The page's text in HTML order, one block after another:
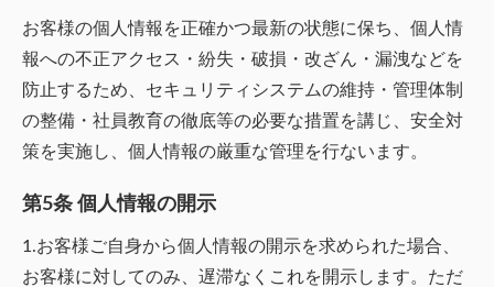
お客様の個人情報を正確かつ最新の状態に保ち、個人情
報への不正アクセス・紛失・破損・改ざん・漏洩などを
防止するため、セキュリティシステムの維持・管理体制
の整備・社員教育の徹底等の必要な措置を講じ、安全対
策を実施し、個人情報の厳重な管理を行ないます。
第5条 個人情報の開示
1.お客様ご自身から個人情報の開示を求められた場合、
お客様に対してのみ、遅滞なくこれを開示します。ただ